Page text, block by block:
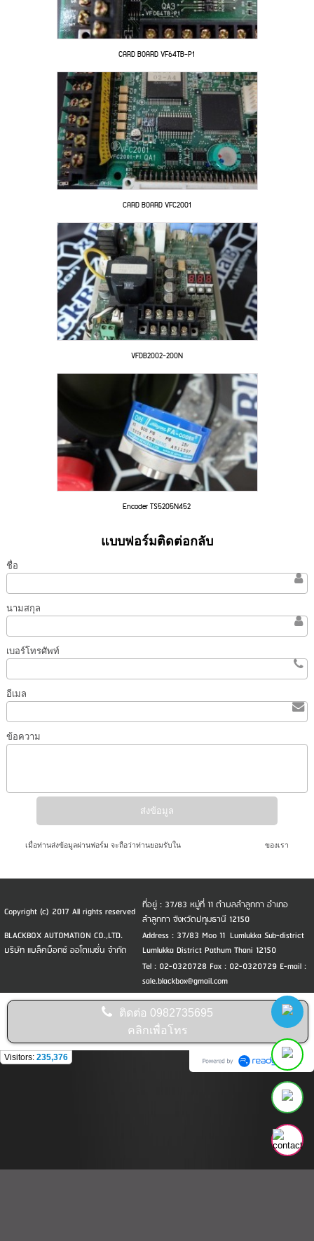
CARD BOARD VF64TB-P1
CARD BOARD VFC2001
VFDB2002-200N
Encoder TS5205N452
แบบฟอร์มติดต่อกลับ
ชื่อ
นามสกุล
เบอร์โทรศัพท์
อีเมล
ข้อความ
เมื่อท่านส่งข้อมูลผ่านฟอร์ม จะถือว่าท่านยอมรับในนโยบายความเป็นส่วนตัว ของเรา
Copyright (c) 2017 All rights reserved ที่อยู่ : 37/83 หมู่ที่ 11 ตำบลลำลูกกา อำเภอ
ลำลูกกา จังหวัดปทุมธานี 12150
BLACKBOX AUTOMATION CO.,LTD.
บริษัท แบล็คบ็อกซ์ ออโตเมชั่น จำกัด
Address : 37/83 Moo 11 Lumlukka Sub-district
Lumlukka District Pathum Thani 12150
Tel : 02-0320728 Fax : 02-0320729 E-mail :
sale.blackbox@gmail.com
ติดต่อ 0982735695
คลิกเพื่อโทร
Visitors: 235,376